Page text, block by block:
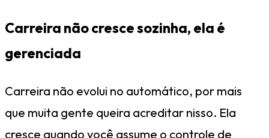
Carreira não cresce sozinha, ela é
gerenciada
Carreira não evolui no automático, por mais
que muita gente queira acreditar nisso. Ela
cresce quando você assume o controle de